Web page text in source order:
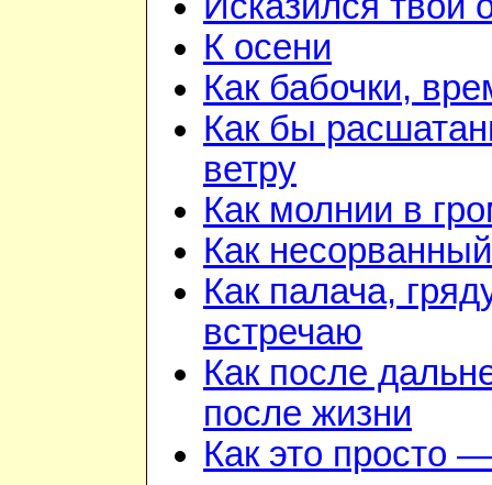
К осени
Как бабочки,
Как бы
ветру
Как молнии в
Как
Как палача,
встречаю
Как после
после жизни
Как это просто